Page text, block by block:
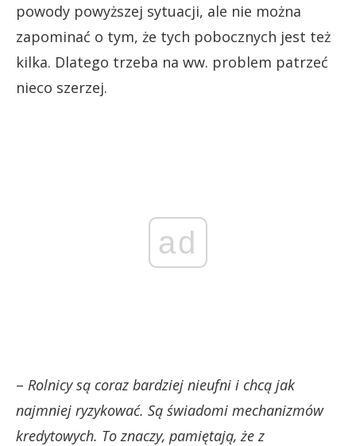
powody powyższej sytuacji, ale nie można
zapominać o tym, że tych pobocznych jest też
kilka. Dlatego trzeba na ww. problem patrzeć
nieco szerzej.
ad
– Rolnicy są coraz bardziej nieufni i chcą jak
najmniej ryzykować. Są świadomi mechanizmów
kredytowych. To znaczy, pamiętają, że z